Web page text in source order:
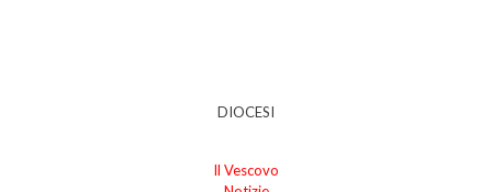
DIOCESI
Il Vescovo